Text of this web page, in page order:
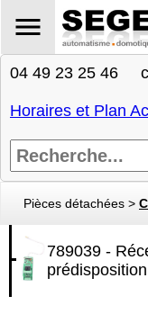
04 49 23 25 46
Horaires et Plan
Pièces détachées >
789039 -